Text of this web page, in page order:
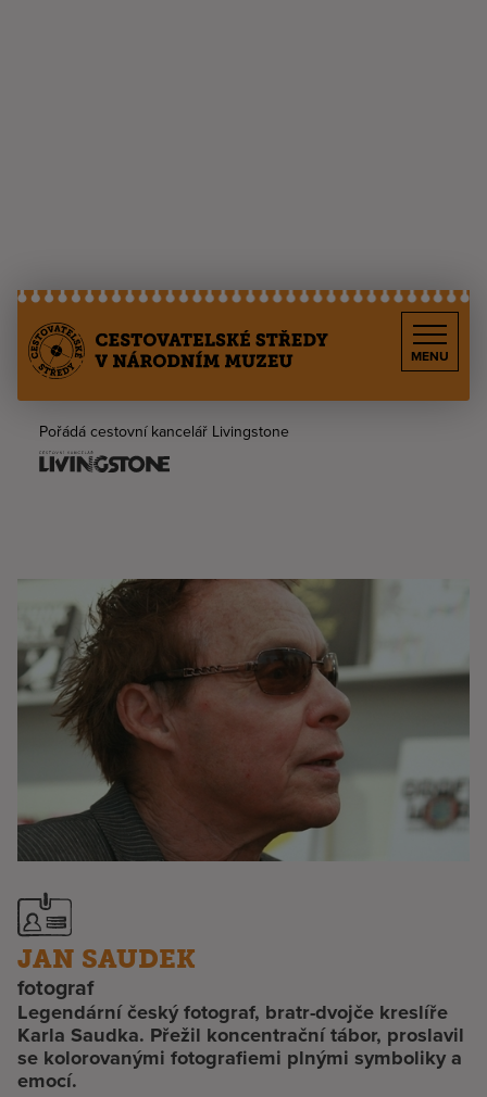
MENU
Pořádá cestovní kancelář Livingstone
JAN SAUDEK
fotograf
Legendární český fotograf, bratr-dvojče kreslíře
Karla Saudka. Přežil koncentrační tábor, proslavil
se kolorovanými fotografiemi plnými symboliky a
emocí.